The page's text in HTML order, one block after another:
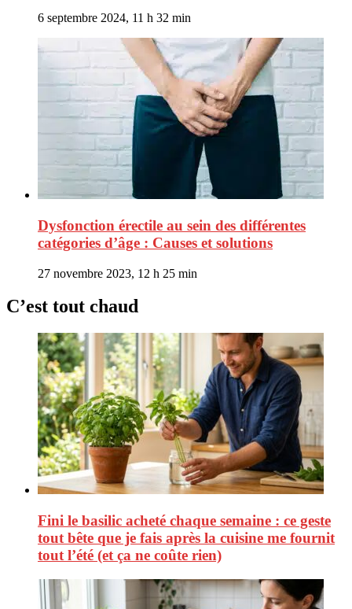
6 septembre 2024, 11 h 32 min
Dysfonction érectile au sein des différentes
catégories d’âge : Causes et solutions
27 novembre 2023, 12 h 25 min
C’est tout chaud
Fini le basilic acheté chaque semaine : ce geste
tout bête que je fais après la cuisine me fournit
tout l’été (et ça ne coûte rien)